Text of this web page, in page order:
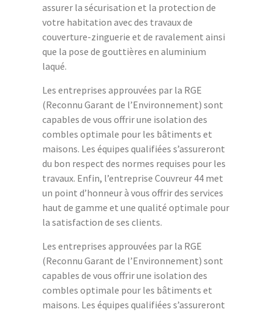
assurer la sécurisation et la protection de
votre habitation avec des travaux de
couverture-zinguerie et de ravalement ainsi
que la pose de gouttières en aluminium
laqué.
Les entreprises approuvées par la RGE
(Reconnu Garant de l’Environnement) sont
capables de vous offrir une isolation des
combles optimale pour les bâtiments et
maisons. Les équipes qualifiées s’assureront
du bon respect des normes requises pour les
travaux. Enfin, l’entreprise Couvreur 44 met
un point d’honneur à vous offrir des services
haut de gamme et une qualité optimale pour
la satisfaction de ses clients.
Les entreprises approuvées par la RGE
(Reconnu Garant de l’Environnement) sont
capables de vous offrir une isolation des
combles optimale pour les bâtiments et
maisons. Les équipes qualifiées s’assureront